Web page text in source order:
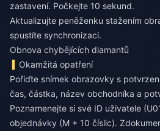
zastavení. Počkejte 10 sekund.
Aktualizujte peněženku stažením
spustíte synchronizaci.
Obnova chybějících diamantů
Okamžitá opatření
Pořiďte snímek obrazovky s
čas, částka, název obchodníka a
Poznamenejte si své ID uživatele
objednávky (M + 10 číslic).